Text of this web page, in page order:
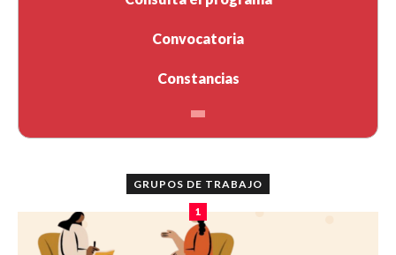
Convocatoria
Constancias
GRUPOS DE TRABAJO
1